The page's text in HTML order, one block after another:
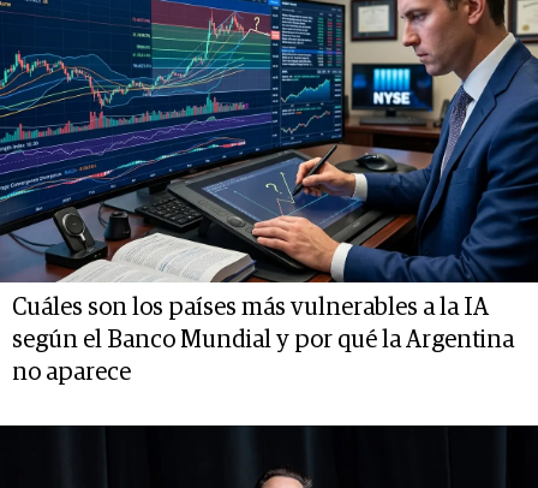
Cuáles son los países más vulnerables a la IA
según el Banco Mundial y por qué la Argentina
no aparece